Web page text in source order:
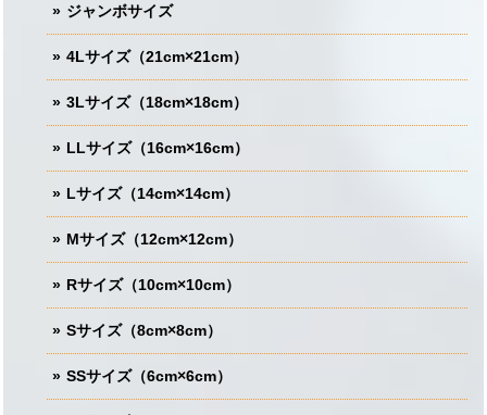
ジャンボサイズ
4Lサイズ（21cm×21cm）
3Lサイズ（18cm×18cm）
LLサイズ（16cm×16cm）
Lサイズ（14cm×14cm）
Mサイズ（12cm×12cm）
Rサイズ（10cm×10cm）
Sサイズ（8cm×8cm）
SSサイズ（6cm×6cm）